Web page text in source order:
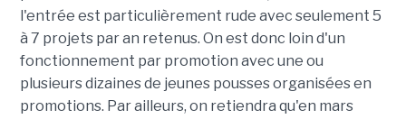
l'entrée est particulièrement rude avec seulement 5
à 7 projets par an retenus. On est donc loin d'un
fonctionnement par promotion avec une ou
plusieurs dizaines de jeunes pousses organisées en
promotions. Par ailleurs, on retiendra qu'en mars